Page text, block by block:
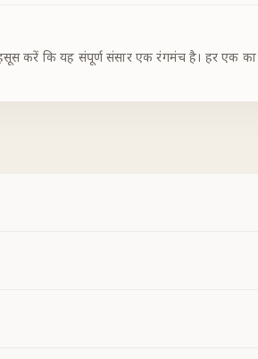
कि यह संपूर्ण संसार एक रंगमंच है। हर एक का